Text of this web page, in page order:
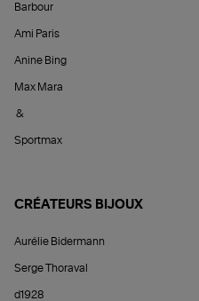
Barbour
Ami Paris
Anine Bing
Max Mara
&
Sportmax
CRÉATEURS BIJOUX
Aurélie Bidermann
Serge Thoraval
d1928